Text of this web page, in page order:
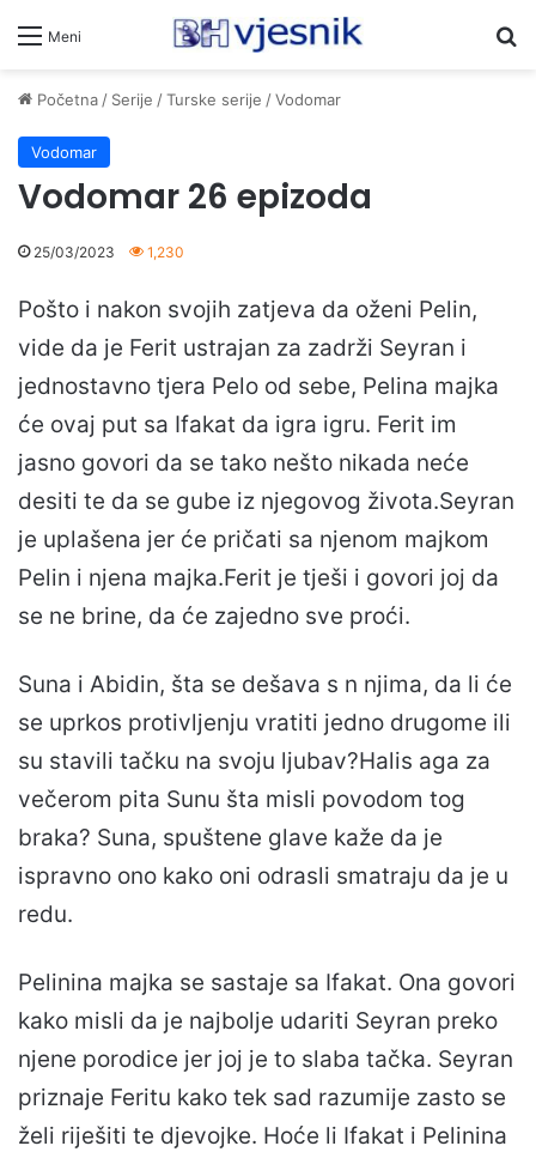
Meni
Početna/ Serije /Turske serije /Vodomar
Vodomar
Vodomar 26 epizoda
25/03/2023 1,230
Pošto i nakon svojih zatjeva da oženi Pelin,
vide da je Ferit ustrajan za zadrži Seyran i
jednostavno tjera Pelo od sebe, Pelina majka
će ovaj put sa Ifakat da igra igru. Ferit im
jasno govori da se tako nešto nikada neće
desiti te da se gube iz njegovog života.Seyran
je uplašena jer će pričati sa njenom majkom
Pelin i njena majka.Ferit je tješi i govori joj da
se ne brine, da će zajedno sve proći.
Suna i Abidin, šta se dešava s n njima, da li će
se uprkos protivljenju vratiti jedno drugome ili
su stavili tačku na svoju ljubav?Halis aga za
večerom pita Sunu šta misli povodom tog
braka? Suna, spuštene glave kaže da je
ispravno ono kako oni odrasli smatraju da je u
redu.
Pelinina majka se sastaje sa Ifakat. Ona govori
kako misli da je najbolje udariti Seyran preko
njene porodice jer joj je to slaba tačka. Seyran
priznaje Feritu kako tek sad razumije zasto se
želi riješiti te djevojke. Hoće li Ifakat i Pelinina